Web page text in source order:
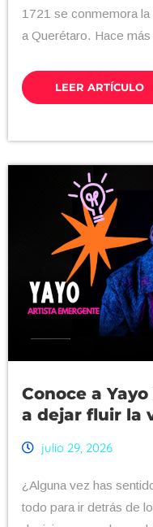
1721 se conmemora la
a Querétaro. Hace
LEER ARTÍCULO
Conoce a
a dejar fluir la
julio 29, 2026
¿Alguna vez has
todo para ir detrás de